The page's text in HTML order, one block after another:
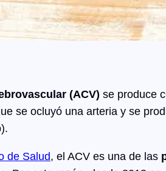
(ACV) se produce
se ocluyó una arteria y se
de Salud, el ACV es una de las